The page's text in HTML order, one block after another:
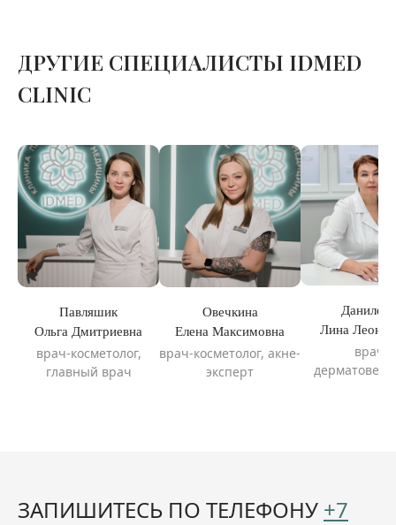
ДРУГИЕ СПЕЦИАЛИСТЫ IDMED
CLINIC
Павляшик
Ольга Дмитриевна
врач-косметолог,
главный врач
Овечкина
Елена Максимовна
врач-косметолог, акне-
эксперт
Лина
врач-
ЗАПИШИТЕСЬ ПО ТЕЛЕФОНУ +7